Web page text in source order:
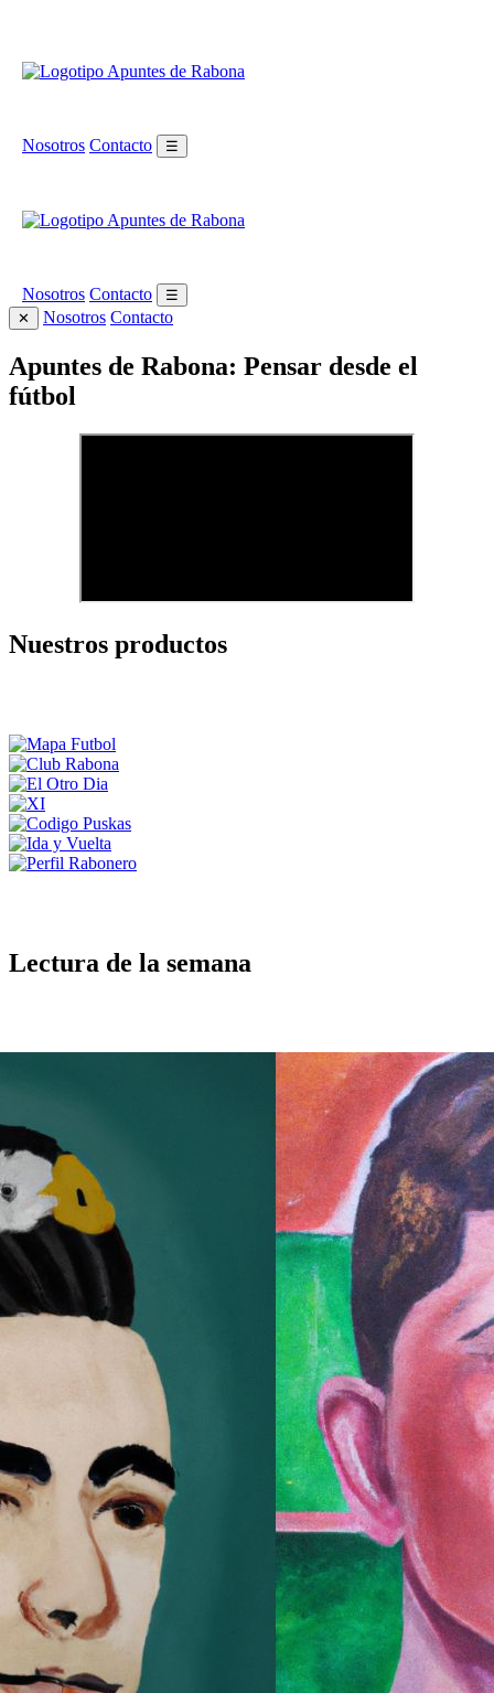
Nosotros Contacto ☰
Nosotros Contacto
☰
✕
Nosotros Contacto
Apuntes de Rabona: Pensar desde el
fútbol
Nuestros productos
Lectura de la semana